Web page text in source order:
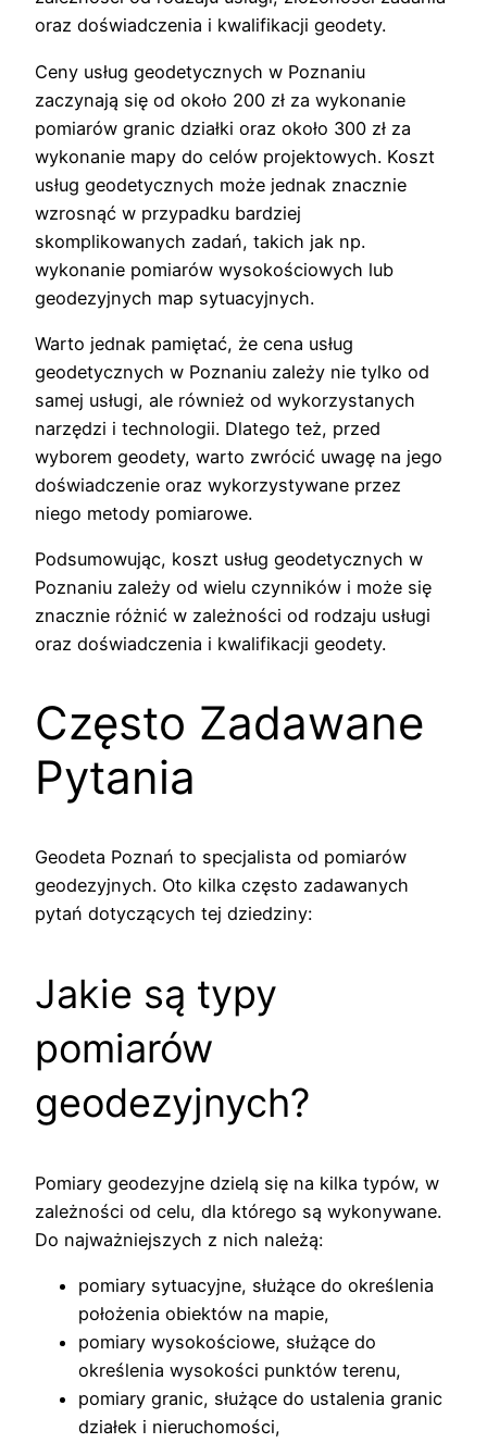
oraz doświadczenia i kwalifikacji geodety.
Ceny usług geodetycznych w Poznaniu
zaczynają się od około 200 zł za wykonanie
pomiarów granic działki oraz około 300 zł za
wykonanie mapy do celów projektowych. Koszt
usług geodetycznych może jednak znacznie
wzrosnąć w przypadku bardziej
skomplikowanych zadań, takich jak np.
wykonanie pomiarów wysokościowych lub
geodezyjnych map sytuacyjnych.
Warto jednak pamiętać, że cena usług
geodetycznych w Poznaniu zależy nie tylko od
samej usługi, ale również od wykorzystanych
narzędzi i technologii. Dlatego też, przed
wyborem geodety, warto zwrócić uwagę na jego
doświadczenie oraz wykorzystywane przez
niego metody pomiarowe.
Podsumowując, koszt usług geodetycznych w
Poznaniu zależy od wielu czynników i może się
znacznie różnić w zależności od rodzaju usługi
oraz doświadczenia i kwalifikacji geodety.
Często Zadawane
Pytania
Geodeta Poznań to specjalista od pomiarów
geodezyjnych. Oto kilka często zadawanych
pytań dotyczących tej dziedziny:
Jakie są typy
pomiarów
geodezyjnych?
Pomiary geodezyjne dzielą się na kilka typów, w
zależności od celu, dla którego są wykonywane.
Do najważniejszych z nich należą:
pomiary sytuacyjne, służące do określenia
położenia obiektów na mapie,
pomiary wysokościowe, służące do
określenia wysokości punktów terenu,
pomiary granic, służące do ustalenia granic
działek i nieruchomości,